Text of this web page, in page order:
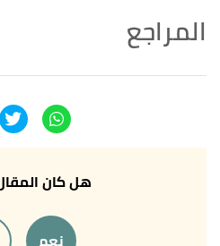
المراجع
محمد عبدالعاطي محمد عطية (26/3/
رواه البخاري، في صحيح
هل كان